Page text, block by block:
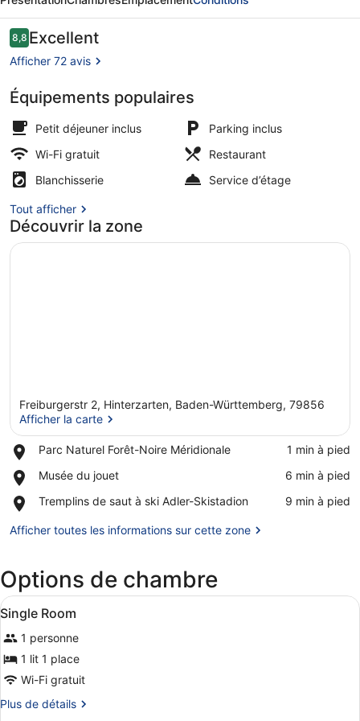
Gutzweiler
Façade de l’hébergement
Avis
voyageurs
8,88,8 sur 10
Excellent
Afficher 72 avis
Équipements populaires
Petit déjeuner inclus
Parking inclus
Wi-Fi gratuit
Restaurant
Blanchisserie
Service d’étage
Tout afficher
Découvrir la zone
Freiburgerstr 2, Hinterzarten, Baden-Württemberg, 79856
Afficher la carte
Parc Naturel Forêt-Noire Méridionale
Place,
Naturel
Noire
‪1 min à pied‬
Musée du jouet
Place,
du
‪6 min à pied‬
Tremplins de saut à ski Adler-Skistadion
Place,
de
ski
Adler-
‪9 min à pied‬
Afficher toutes les informations sur cette zone
Options de chambre
Afficher
toutes
les
photos
pour
ce
type
Une chambre à coucher avec un
5
Single Room
1 personne
1 lit 1 place
Wi-Fi gratuit
Plus de détails
Plus